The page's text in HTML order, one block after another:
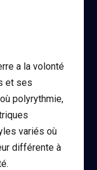
a la volonté
et ses
polyrythmie,
variés où
différente à